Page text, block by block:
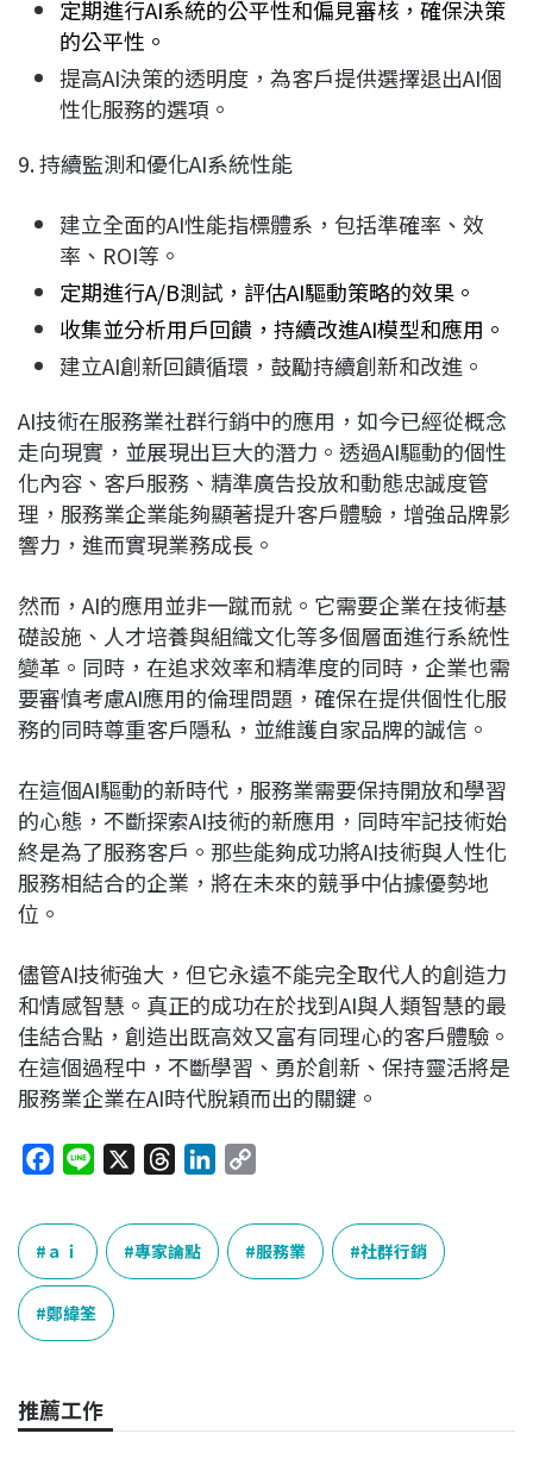
定期進行AI系統的公平性和偏見審核，確保決策
的公平性。
提高AI決策的透明度，為客戶提供選擇退出AI個
性化服務的選項。
9. 持續監測和優化AI系統性能
建立全面的AI性能指標體系，包括準確率、效
率、ROI等。
定期進行A/B測試，評估AI驅動策略的效果。
收集並分析用戶回饋，持續改進AI模型和應用。
建立AI創新回饋循環，鼓勵持續創新和改進。
AI技術在服務業社群行銷中的應用，如今已經從概念
走向現實，並展現出巨大的潛力。透過AI驅動的個性
化內容、客戶服務、精準廣告投放和動態忠誠度管
理，服務業企業能夠顯著提升客戶體驗，增強品牌影
響力，進而實現業務成長。
然而，AI的應用並非一蹴而就。它需要企業在技術基
礎設施、人才培養與組織文化等多個層面進行系統性
變革。同時，在追求效率和精準度的同時，企業也需
要審慎考慮AI應用的倫理問題，確保在提供個性化服
務的同時尊重客戶隱私，並維護自家品牌的誠信。
在這個AI驅動的新時代，服務業需要保持開放和學習
的心態，不斷探索AI技術的新應用，同時牢記技術始
終是為了服務客戶。那些能夠成功將AI技術與人性化
服務相結合的企業，將在未來的競爭中佔據優勢地
位。
儘管AI技術強大，但它永遠不能完全取代人的創造力
和情感智慧。真正的成功在於找到AI與人類智慧的最
佳結合點，創造出既高效又富有同理心的客戶體驗。
在這個過程中，不斷學習、勇於創新、保持靈活將是
服務業企業在AI時代脫穎而出的關鍵。
c
e
b
o
o
e
r
e
a
k
p
y
L
ａｉ 專家論點 服務業 社群行銷
鄭緯筌
推薦工作